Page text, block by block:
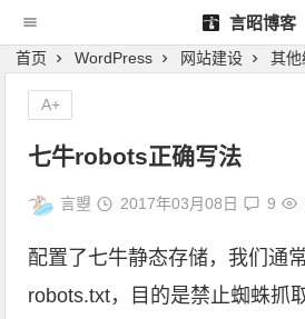
言昭博客
首页 WordPress 网站建设 其
七牛robots正确写法
言曌 2017年03月08日 9
配置了七牛静态存储，我们通
robots.txt，目的是禁止蜘蛛抓
A+